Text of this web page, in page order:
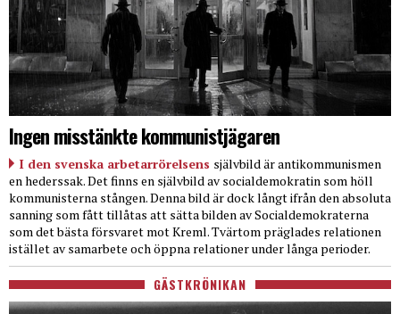
Ingen misstänkte kommunistjägaren
I den svenska arbetarrörelsens självbild är antikommunismen
en hederssak. Det finns en självbild av socialdemokratin som höll
kommunisterna stången. Denna bild är dock långt ifrån den absoluta
sanning som fått tillåtas att sätta bilden av Socialdemokraterna
som det bästa försvaret mot Kreml. Tvärtom präglades relationen
istället av samarbete och öppna relationer under långa perioder.
GÄSTKRÖNIKAN